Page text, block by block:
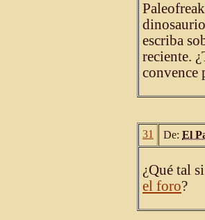
escriba
reciente.
convence
31 De: El
¿Qué tal
el foro?